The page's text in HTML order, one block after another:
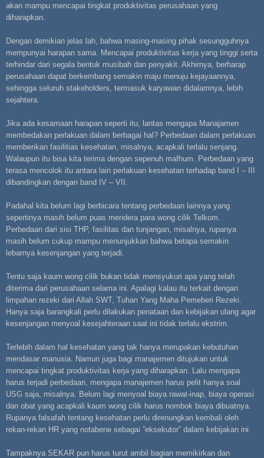
akan mampu mencapai tingkat produktivitas perusahaan yang
diharapkan.
Dengan demikian jelas lah, bahwa masing-masing pihak sesungguhnya
mempunyai harapan sama. Mencapai produktivitas kerja yang tinggi serta
terhindar dari segala bentuk musibah dan penyakit. Akhirnya, berharap
perusahaan dapat berkembang semakin maju menuju kejayaannya,
sehingga seluruh stakeholders, termasuk karyawan didalamnya, lebih
sejahtera.
Jika ada kesamaan harapan seperti itu, lantas mengapa Manajamen
membedakan perlakuan dalam berbagai hal? Perbedaan dalam perlakuan
memberikan fasilitias kesehatan, misalnya, acapkali terlalu senjang.
Walaupun itu bisa kita terima dengan sepenuh mafhum. Perbedaan yang
terasa mencolok itu antara lain perlakuan kesehatan terhadap band I – III
dibandingkan dengan band IV – VII.
Padahal kita belum lagi berbicara tentang perbedaan lainnya yang
sepertinya masih belum puas mendera para wong cilik Telkom.
Perbedaan dari sisi THP, fasilitas dan tunjangan, misalnya, rupanya
masih belum cukup mampu menunjukkan bahwa betapa semakin
lebarnya kesenjangan yang terjadi.
Tentu saja kaum wong cilik bukan tidak mensyukuri apa yang telah
diterima dari perusahaan selama ini. Apalagi kalau itu terkait dengan
limpahan rezeki dari Allah SWT, Tuhan Yang Maha Pemeberi Rezeki.
Hanya saja barangkali perlu dilakukan penataan dan kebijakan ulang agar
kesenjangan menyoal kesejahteraan saat ini tidak terlalu ekstrim.
Terlebih dalam hal kesehatan yang tak hanya merupakan kebutuhan
mendasar manusia. Namun juga bagi manajemen ditujukan untuk
mencapai tingkat produktivitas kerja yang diharapkan. Lalu mengapa
harus terjadi perbedaan, mengapa manajemen harus pelit hanya soal
USG saja, misalnya. Belum lagi menyoal biaya rawat-inap, biaya operasi
dan obat yang acapkali kaum wong cilik harus nombok biaya dibuatnya.
Rupanya falsafah tentang kesehatan perlu direnungkan kembali oleh
rekan-rekan HR yang notabene sebagai ”eksekutor” dalam kebijakan ini.
Tampaknya SEKAR pun harus turut ambil bagian memikirkan dan